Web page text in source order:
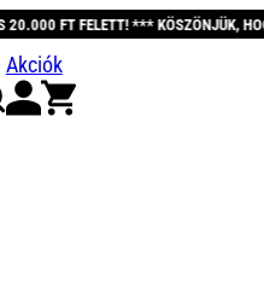
HOGY ITT VAGY
Akciók